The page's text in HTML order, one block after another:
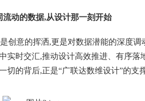
流动的数据,从设计那一刻开始
创意的挥洒,更是对数据潜能的深度
实时交汇,推动设计高效推进、有序落
的背后,正是“广联达数维设计”的支撑